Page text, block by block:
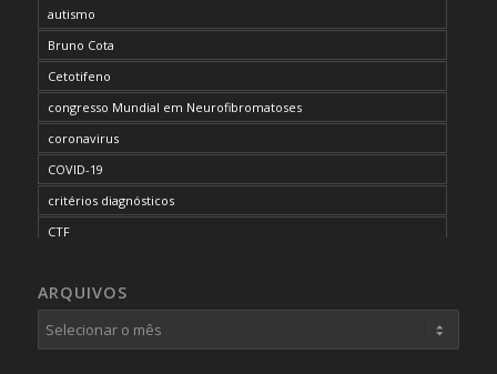
autismo
Bruno Cota
Cetotifeno
congresso Mundial em Neurofibromatoses
coronavirus
COVID-19
critérios diagnósticos
CTF
desordem do processamento auditivo
diagnóstico
ARQUIVOS